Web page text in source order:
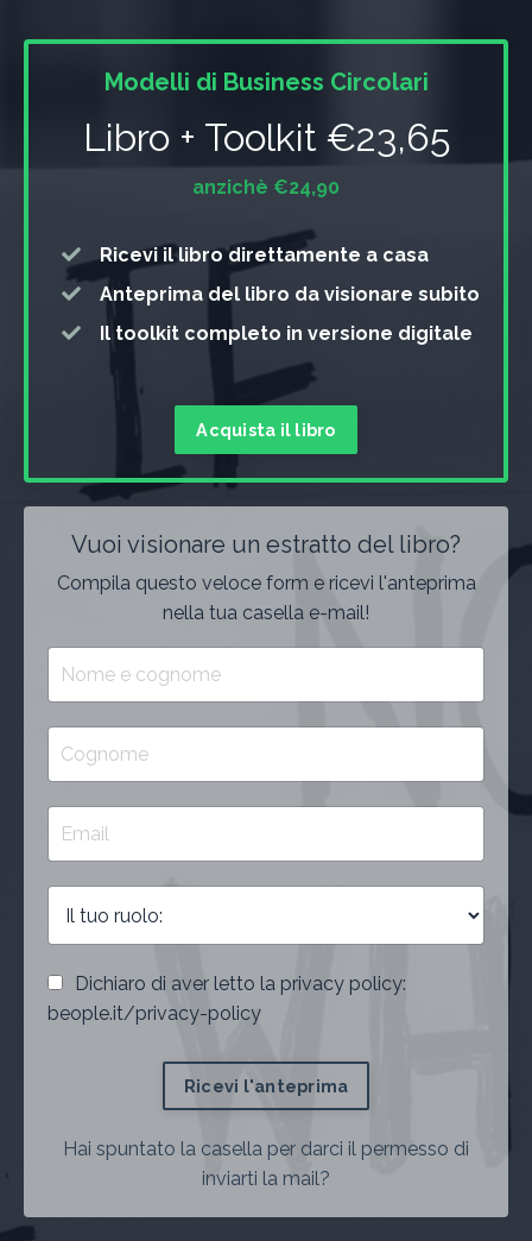
Modelli di Business Circolari
Libro + Toolkit €23,65
anzichè €24,90
Ricevi il libro direttamente a casa
Anteprima del libro da visionare subito
Il toolkit completo in versione digitale
Acquista il libro
Vuoi visionare un estratto del libro?
Compila questo veloce form e ricevi l'anteprima
nella tua casella e-mail!
Dichiaro di aver letto la privacy policy:
beople.it/privacy-policy
Ricevi l'anteprima
Hai spuntato la casella per darci il permesso di
inviarti la mail?